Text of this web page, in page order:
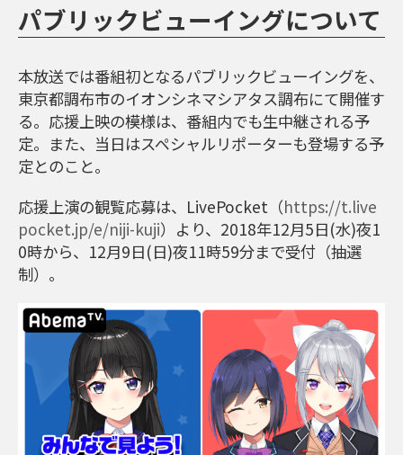
パブリックビューイングについて
本放送では番組初となるパブリックビューイングを、
東京都調布市のイオンシネマシアタス調布にて開催す
る。応援上映の模様は、番組内でも生中継される予
定。また、当日はスペシャルリポーターも登場する予
定とのこと。
応援上演の観覧応募は、LivePocket（https://t.live
pocket.jp/e/niji-kuji）より、2018年12月5日(水)夜1
0時から、12月9日(日)夜11時59分まで受付（抽選
制）。